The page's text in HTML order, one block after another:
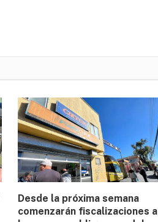
Desde la próxima semana
comenzarán fiscalizaciones a